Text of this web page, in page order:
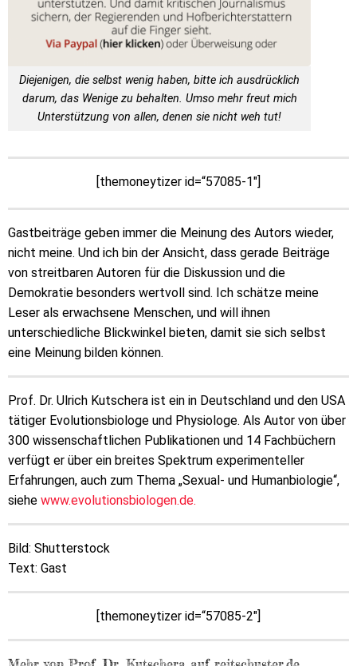
Diejenigen, die selbst wenig haben, bitte ich ausdrücklich
darum, das Wenige zu behalten. Umso mehr freut mich
Unterstützung von allen, denen sie nicht weh tut!
[themoneytizer id=“57085-1″]
Gastbeiträge geben immer die Meinung des Autors wieder,
nicht meine. Und ich bin der Ansicht, dass gerade Beiträge
von streitbaren Autoren für die Diskussion und die
Demokratie besonders wertvoll sind. Ich schätze meine
Leser als erwachsene Menschen, und will ihnen
unterschiedliche Blickwinkel bieten, damit sie sich selbst
eine Meinung bilden können.
Prof. Dr. Ulrich Kutschera ist ein in Deutschland und den USA
tätiger Evolutionsbiologe und Physiologe. Als Autor von über
300 wissenschaftlichen Publikationen und 14 Fachbüchern
verfügt er über ein breites Spektrum experimenteller
Erfahrungen, auch zum Thema „Sexual- und Humanbiologie“,
siehe www.evolutionsbiologen.de.
Bild: Shutterstock
Text: Gast
[themoneytizer id=“57085-2″]